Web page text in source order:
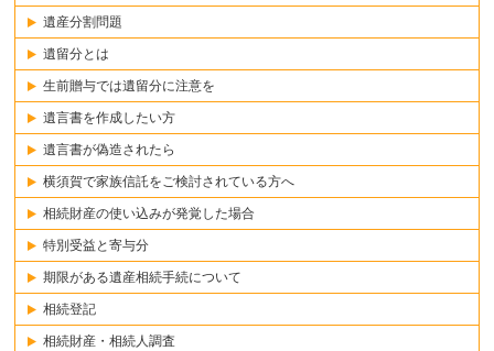
遺産分割問題
遺留分とは
生前贈与では遺留分に注意を
遺言書を作成したい方
遺言書が偽造されたら
横須賀で家族信託をご検討されている方へ
相続財産の使い込みが発覚した場合
特別受益と寄与分
期限がある遺産相続手続について
相続登記
相続財産・相続人調査